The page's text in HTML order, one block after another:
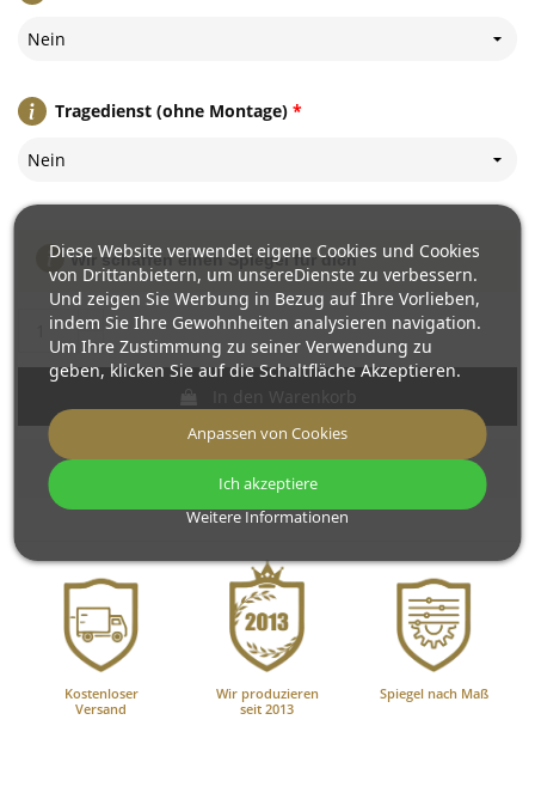
Nein
*
Tragedienst (ohne Montage)
Nein
In den Warenkorb
Wir schaffen einen Spiegel für dich
Kostenloser
Versand
Wir produzieren
seit 2013
Spiegel nach Maß
Diese Website verwendet eigene Cookies und Cookies
von Drittanbietern, um unsereDienste zu verbessern.
Und zeigen Sie Werbung in Bezug auf Ihre Vorlieben,
indem Sie Ihre Gewohnheiten analysieren navigation.
Um Ihre Zustimmung zu seiner Verwendung zu
geben, klicken Sie auf die Schaltfläche Akzeptieren.
Weitere Informationen
Anpassen von Cookies
Ich akzeptiere